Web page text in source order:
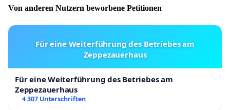
Von anderen Nutzern beworbene Petitionen
Für eine Weiterführung des Betriebes am
Zeppezauerhaus
Für eine Weiterführung des Betriebes am
Zeppezauerhaus
4 307 Unterschriften